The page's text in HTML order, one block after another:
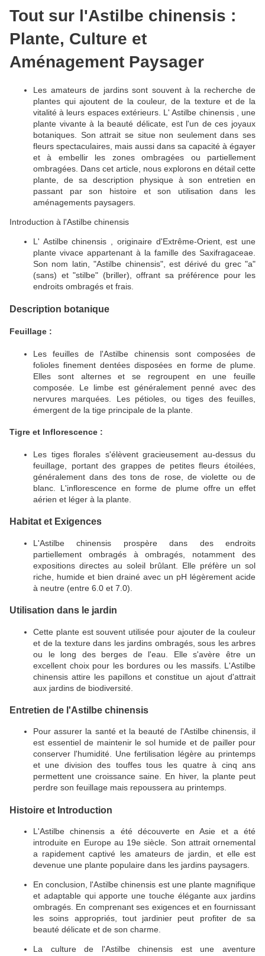
Tout sur l'Astilbe chinensis :
Plante, Culture et
Aménagement Paysager
Les amateurs de jardins sont souvent à la recherche de
plantes qui ajoutent de la couleur, de la texture et de la
vitalité à leurs espaces extérieurs. L'Astilbe chinensis, une
plante vivante à la beauté délicate, est l'un de ces joyaux
botaniques. Son attrait se situe non seulement dans ses
fleurs spectaculaires, mais aussi dans sa capacité à égayer
et à embellir les zones ombragées ou partiellement
ombragées. Dans cet article, nous explorons en détail cette
plante, de sa description physique à son entretien en
passant par son histoire et son utilisation dans les
aménagements paysagers.
Introduction à l'Astilbe chinensis
L' Astilbe chinensis , originaire d'Extrême-Orient, est une
plante vivace appartenant à la famille des Saxifragaceae.
Son nom latin, "Astilbe chinensis", est dérivé du grec "a"
(sans) et "stilbe" (briller), offrant sa préférence pour les
endroits ombragés et frais.
Description botanique
Feuillage :
Les feuilles de l'Astilbe chinensis sont composées de
folioles finement dentées disposées en forme de plume.
Elles sont alternes et se regroupent en une feuille
composée. Le limbe est généralement penné avec des
nervures marquées. Les pétioles, ou tiges des feuilles,
émergent de la tige principale de la plante.
Tigre et Inflorescence :
Les tiges florales s'élèvent gracieusement au-dessus du
feuillage, portant des grappes de petites fleurs étoilées,
généralement dans des tons de rose, de violette ou de
blanc. L'inflorescence en forme de plume offre un effet
aérien et léger à la plante.
Habitat et Exigences
L'Astilbe chinensis prospère dans des endroits
partiellement ombragés à ombragés, notamment des
expositions directes au soleil brûlant. Elle préfère un sol
riche, humide et bien drainé avec un pH légèrement acide
à neutre (entre 6.0 et 7.0).
Utilisation dans le jardin
Cette plante est souvent utilisée pour ajouter de la couleur
et de la texture dans les jardins ombragés, sous les arbres
ou le long des berges de l'eau. Elle s'avère être un
excellent choix pour les bordures ou les massifs. L'Astilbe
chinensis attire les papillons et constitue un ajout d'attrait
aux jardins de biodiversité.
Entretien de l'Astilbe chinensis
Pour assurer la santé et la beauté de l'Astilbe chinensis, il
est essentiel de maintenir le sol humide et de pailler pour
conserver l'humidité. Une fertilisation légère au printemps
et une division des touffes tous les quatre à cinq ans
permettent une croissance saine. En hiver, la plante peut
perdre son feuillage mais repoussera au printemps.
Histoire et Introduction
L'Astilbe chinensis a été découverte en Asie et a été
introduite en Europe au 19e siècle. Son attrait ornemental
a rapidement captivé les amateurs de jardin, et elle est
devenue une plante populaire dans les jardins paysagers.
En conclusion, l'Astilbe chinensis est une plante magnifique
et adaptable qui apporte une touche élégante aux jardins
ombragés. En comprenant ses exigences et en fournissant
les soins appropriés, tout jardinier peut profiter de sa
beauté délicate et de son charme.
La culture de l'Astilbe chinensis est une aventure